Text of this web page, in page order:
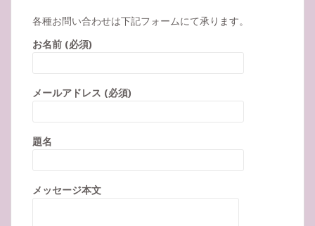
各種お問い合わせは下記フォームにて承ります。
お名前 (必須)
メールアドレス (必須)
題名
メッセージ本文